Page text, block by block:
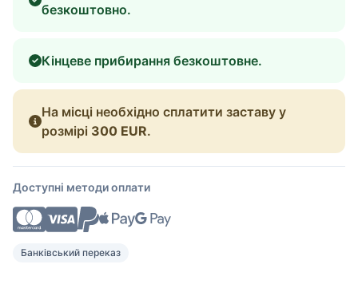
безкоштовно.
Кінцеве прибирання безкоштовне.
На місці необхідно сплатити заставу у
розмірі 300 EUR.
Доступні методи оплати
Банківський переказ